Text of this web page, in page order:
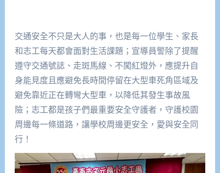
交通安全不只是大人的事，也是每一位學生、家長
和志工每天都會面對生活課題；宣導員警除了提醒
遵守交通號誌、走斑馬線、不闖紅燈外，應提升自
身能見度且應避免長時間停留在大型車死角區域及
避免靠近正在轉彎大型車，以降低其發生事故風
險；志工都是孩子們最重要安全守護者，守護校園
周邊每一條道路，讓學校周邊更安全，愛與安全同
行！